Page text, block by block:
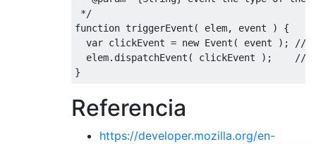
*/
function triggerEvent ( elem, event )
{
var clickEvent = new Event ( event );
//
  elem
. dispatchEvent ( clickEvent );
//
}
Referencia
https://developer.mozilla.org/en-